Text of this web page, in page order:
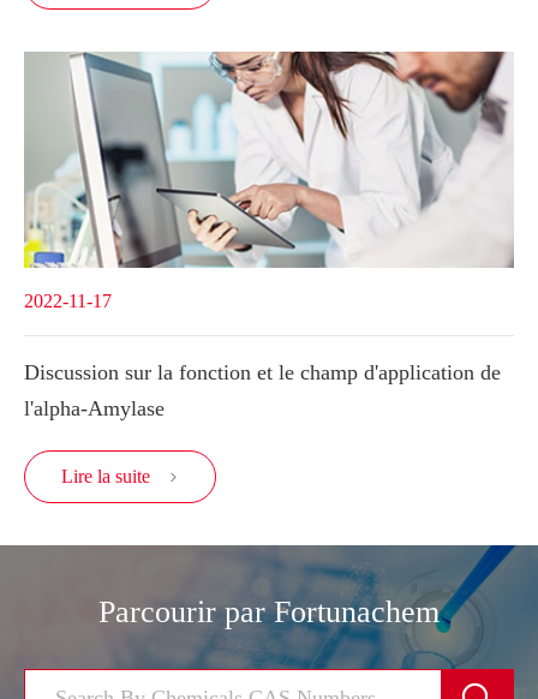
2022-11-17
Discussion sur la fonction et le champ d'application de
l'alpha-Amylase
Lire la suite 
Parcourir par Fortunachem